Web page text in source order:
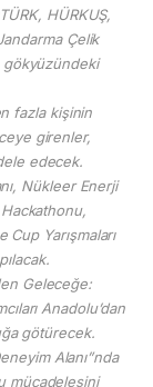
HÜRKUŞ,
Çelik
gökyüzündeki
fazla kişinin
girenler,
edecek.
Nükleer Enerji
Hackathonu,
Cup Yarışmaları
Geleceğe:
Anadolu’dan
götürecek.
Alanı”nda
mücadelesini